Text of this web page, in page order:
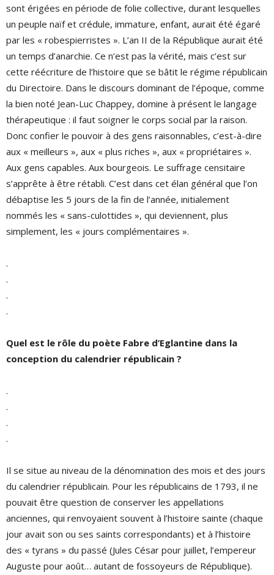
sont érigées en période de folie collective, durant lesquelles
un peuple naïf et crédule, immature, enfant, aurait été égaré
par les « robespierristes ». L’an II de la République aurait été
un temps d’anarchie. Ce n’est pas la vérité, mais c’est sur
cette réécriture de l’histoire que se bâtit le régime républicain
du Directoire. Dans le discours dominant de l’époque, comme
la bien noté Jean-Luc Chappey, domine à présent le langage
thérapeutique : il faut soigner le corps social par la raison.
Donc confier le pouvoir à des gens raisonnables, c’est-à-dire
aux « meilleurs », aux « plus riches », aux « propriétaires ».
Aux gens capables. Aux bourgeois. Le suffrage censitaire
s’apprête à être rétabli. C’est dans cet élan général que l’on
débaptise les 5 jours de la fin de l’année, initialement
nommés les « sans-culottides », qui deviennent, plus
simplement, les « jours complémentaires ».
.
.
.
.
Quel est le rôle du poète Fabre d’Eglantine dans la
conception du calendrier républicain ?
.
.
.
.
Il se situe au niveau de la dénomination des mois et des jours
du calendrier républicain. Pour les républicains de 1793, il ne
pouvait être question de conserver les appellations
anciennes, qui renvoyaient souvent à l’histoire sainte (chaque
jour avait son ou ses saints correspondants) et à l’histoire
des « tyrans » du passé (Jules César pour juillet, l’empereur
Auguste pour août… autant de fossoyeurs de République).